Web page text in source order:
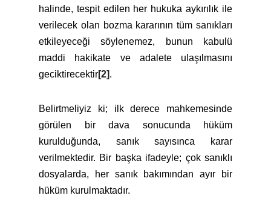
halinde, tespit edilen her hukuka aykırılık ile
verilecek olan bozma kararının tüm sanıkları
etkileyeceği söylenemez, bunun kabulü
maddi hakikate ve adalete ulaşılmasını
geciktirecektir[2].
Belirtmeliyiz ki; ilk derece mahkemesinde
görülen bir dava sonucunda hüküm
kurulduğunda, sanık sayısınca karar
verilmektedir. Bir başka ifadeyle; çok sanıklı
dosyalarda, her sanık bakımından ayır bir
hüküm kurulmaktadır.